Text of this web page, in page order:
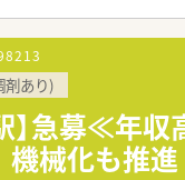
のため、入院患者
ため、プライベー
剤あり)
駅】急募≪
械化も推進